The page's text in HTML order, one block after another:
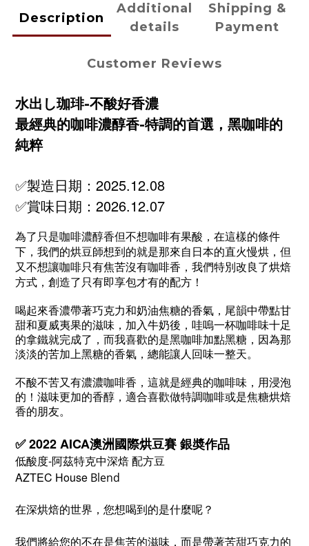
Description
Additional
details
Shipping &
Payment
Customer Reviews
水出し珈琲-不酸好香濃
最經典的咖啡濃醇香-特調的首選，黑咖啡的
純粹
✅製造日期：2025.12.08
✅賞味日期：2026.12.07
為了只是咖啡濃醇香但不想咖啡有果酸，在這樣的條件
下，我們的烘豆師想到的就是那來自日本的直火慢烘，但
又不想讓咖啡只有焦苦沒有咖啡香，我們特別改良了烘焙
方式，創造了只有即享包才有的配方！
喝起來香濃帶著巧克力和奶油焦糖的香氣，尾韻中帶點甘
甜和夏威夷果的滋味，加入牛奶後，哇嗚一杯咖啡味十足
的拿鐵就完成了，而我喜歡的是黑咖啡加點黑糖，因為那
淡淡的苦加上黑糖的香氣，總能讓人回味一整天。
不酸不苦又有濃濃咖啡香，這就是經典的咖啡味，用浸泡
的！滋味更加的香醇，適合喜歡做特調咖啡或是焦糖烘焙
香的朋友。
✅ 2022 AICA澳洲國際烘豆賽 銀奬作品
低酸度-阿茲特克中深焙 配方豆
AZTEC House Blend
在深烘焙的世界，您想喝到的是什麼呢？
我們將給您的不在是焦苦的滋味，而是帶著苦甜巧克力的